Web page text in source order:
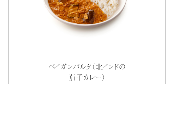
ベイガンバルタ（北インドの
茄子カレー）